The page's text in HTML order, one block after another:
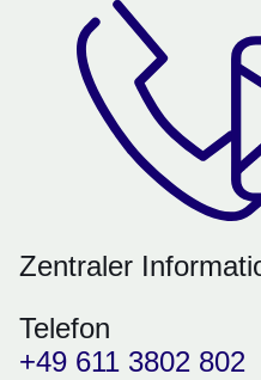
Zentraler
Telefon
+49 611 3802 802